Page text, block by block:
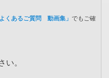
よくあるご質問 動画集」 でもご確
い。